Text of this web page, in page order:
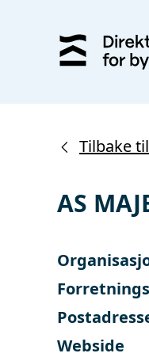
Tilbake
AS
Webside